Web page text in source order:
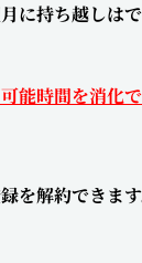
に持ち越しは
能時間を消化
を解約できます